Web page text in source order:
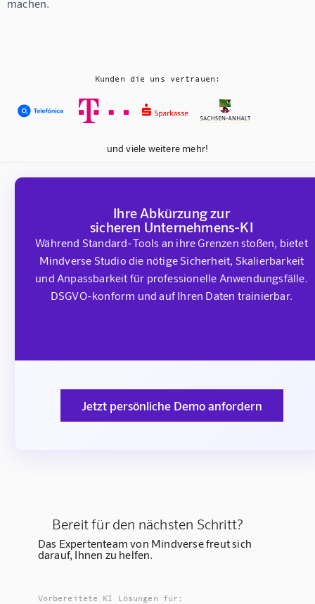
machen.
Kunden die uns vertrauen:
und viele weitere mehr!
Ihre Abkürzung zur
sicheren Unternehmens-KI
Während Standard-Tools an ihre Grenzen stoßen, bietet
Mindverse Studio die nötige Sicherheit, Skalierbarkeit
und Anpassbarkeit für professionelle Anwendungsfälle.
DSGVO-konform und auf Ihren Daten trainierbar.
Jetzt persönliche Demo anfordern
Bereit für den nächsten Schritt?
Das Expertenteam von Mindverse freut sich
darauf, Ihnen zu helfen.
Vorbereitete KI Lösungen für: